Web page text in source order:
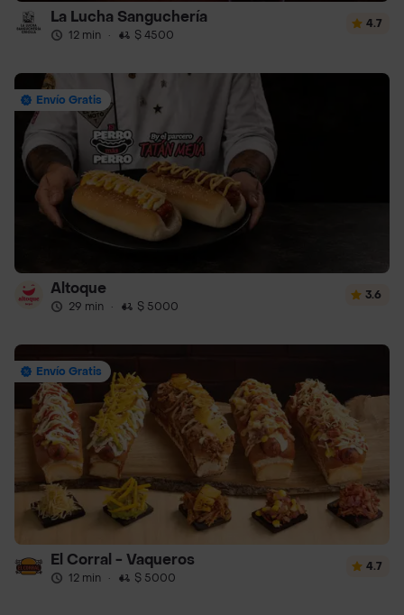
La Lucha Sanguchería
12 min · $ 4500
4.7
Envío Gratis
Altoque
29 min · $ 5000
3.6
Envío Gratis
El Corral - Vaqueros
12 min · $ 5000
4.7